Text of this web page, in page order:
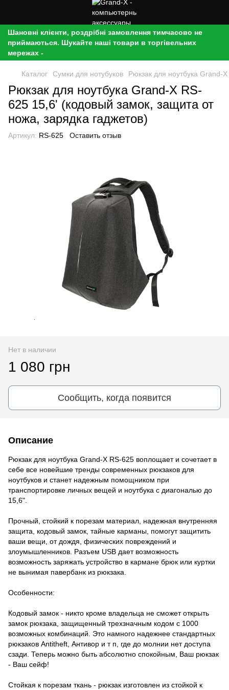
Шановні клієнти, роздрібні замовлення тимчасово не
приймаються. Шукайте наші товари в торгівельних
мережах -
Каталог Сумки для нотубуков Рюкзак для ноутбука Grand-
Рюкзак для ноутбука Grand-X RS-
625 15,6' (кодовый замок, защита от
ножа, зарядка гаджетов)
Артикул: RS-625 Оставить отзыв
Нет в наличии
1 080 грн
Сообщить, когда появится
Описание
Рюкзак для ноутбука Grand-X RS-625 воплощает и сочетает в
себе все новейшие тренды современных рюкзаков для
ноутбуков и станет надежным помощником при
транспортировке личных вещей и ноутбука с диагональю до
15,6".
Прочный, стойкий к порезам материал, надежная внутренняя
защита, кодовый замок, тайные карманы, помогут защитить
ваши вещи, от дождя, физических повреждений и
злоумышленников. Разъем USB дает возможность
возможность заряжать устройство в кармане брюк или куртки
не вынимая павербанк из рюкзака.
Особенности:
Кодовый замок - никто кроме владельца не сможет открыть
замок рюкзака, защищенный трехзначным кодом с 1000
возможных комбинаций. Это намного надежнее стандартных
рюкзаков Antitheft, Антивор и т п, где до молнии нет доступа
сзади. Теперь можно быть абсолютно спокойным, Ваш рюкзак
- Ваш сейф!
Стойкая к порезам ткань - рюкзак изготовлен из стойкой к